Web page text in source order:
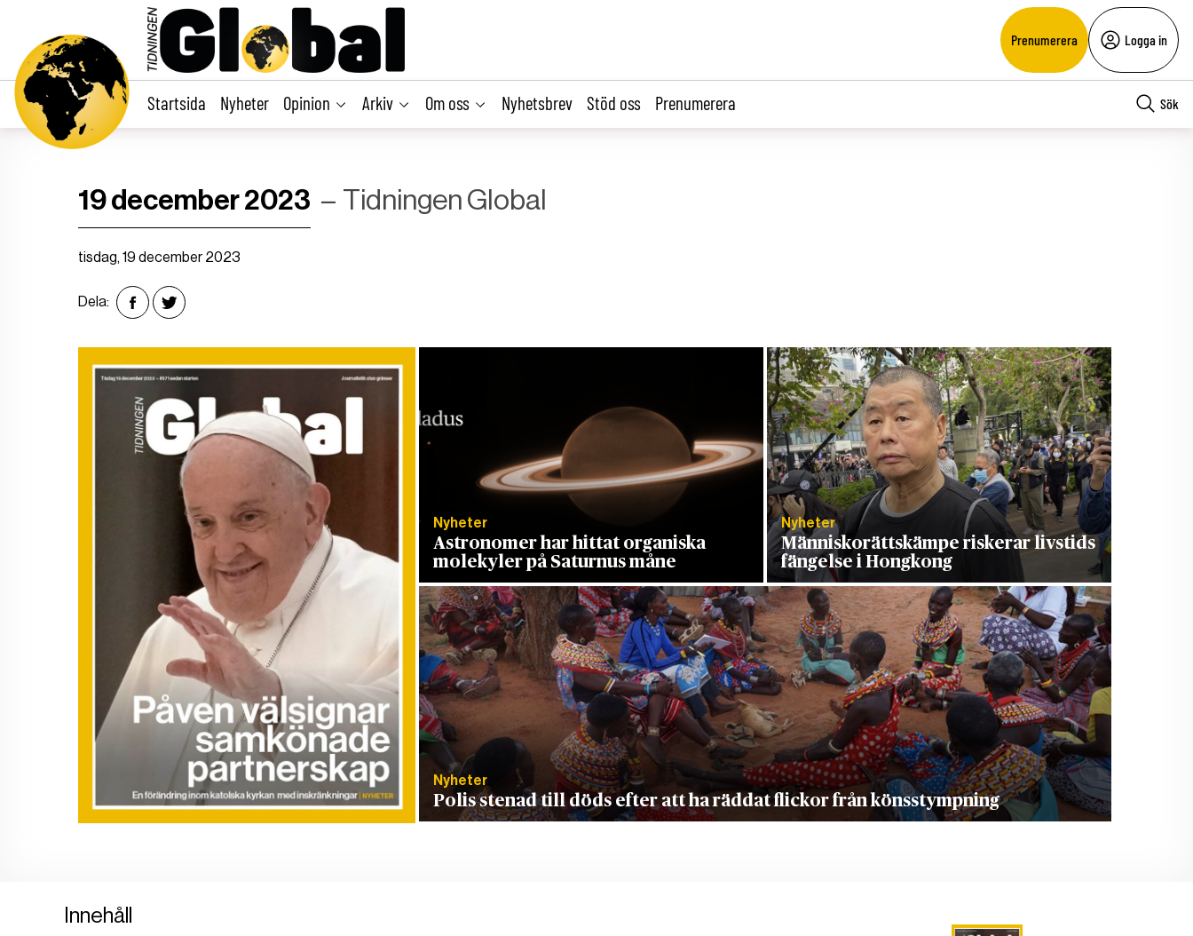
Prenumerera Logga in
Startsida Nyheter Opinion Arkiv Om oss Nyhetsbrev Stöd oss Prenumerera Sök
19 december 2023 Tidningen Global
tisdag, 19 december 2023
Dela:
Nyheter
Astronomer har hittat organiska
molekyler på Saturnus måne
Nyheter
Människorättskämpe riskerar livstids
fängelse i Hongkong
Nyheter
Polis stenad till döds efter att ha räddat flickor från könsstympning
Innehåll